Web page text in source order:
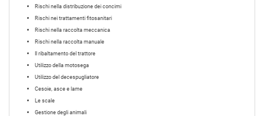
Rischi nella distribuzione dei concimi
Rischi nei trattamenti fitosanitari
Rischi nella raccolta meccanica
Rischi nella raccolta manuale
Il ribaltamento del trattore
Utilizzo della motosega
Utilizzo del decespugliatore
Cesoie, asce e lame
Le scale
Gestione degli animali